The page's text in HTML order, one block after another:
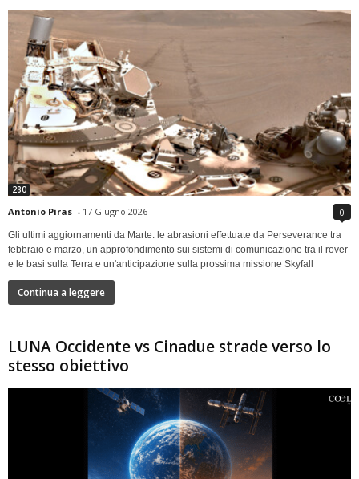
280
Antonio Piras - 17 Giugno 2026 0
Gli ultimi aggiornamenti da Marte: le abrasioni effettuate da Perseverance tra
febbraio e marzo, un approfondimento sui sistemi di comunicazione tra il rover
e le basi sulla Terra e un'anticipazione sulla prossima missione Skyfall
Continua a leggere
LUNA Occidente vs Cinadue strade verso lo
stesso obiettivo